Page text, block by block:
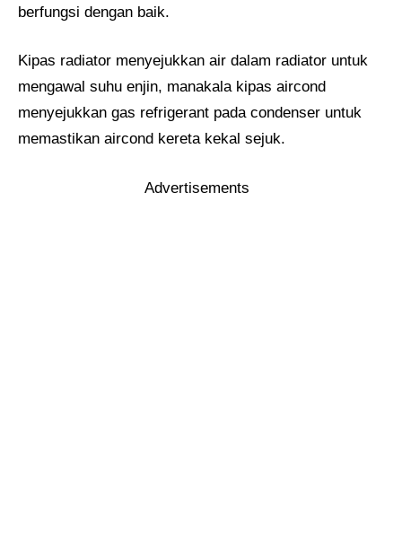
berfungsi dengan baik.
Kipas radiator menyejukkan air dalam radiator untuk
mengawal suhu enjin, manakala kipas aircond
menyejukkan gas refrigerant pada condenser untuk
memastikan aircond kereta kekal sejuk.
Advertisements